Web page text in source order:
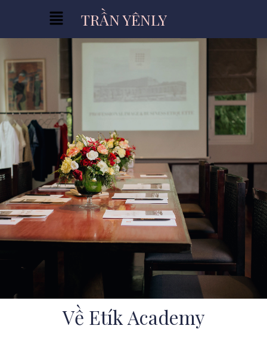
TRẦN YÊNLY
Về Etík Academy